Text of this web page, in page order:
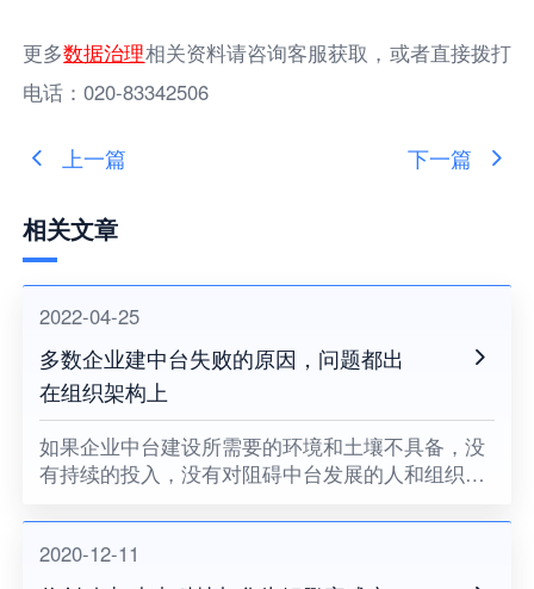
更多数据治理相关资料请咨询客服获取，或者直接拨打
电话：020-83342506
上一篇 下一篇
相关文章
2022-04-25
多数企业建中台失败的原因，问题都出
在组织架构上
如果企业中台建设所需要的环境和土壤不具备，没
有持续的投入，没有对阻碍中台发展的人和组织提
业中台将很难健康地成长。
2020-12-11